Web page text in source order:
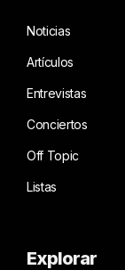
Noticias
Artículos
Entrevistas
Conciertos
Off Topic
Listas
Explorar